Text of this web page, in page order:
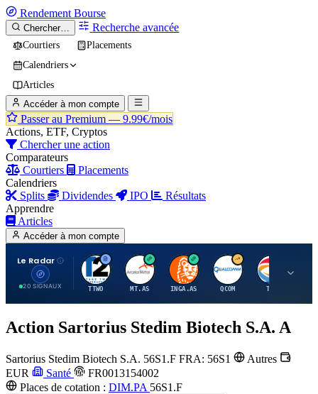
Rendement Bourse
Chercher… Recherche avancée
Courtiers
Placements
Calendriers
Articles
Accéder à mon compte
Passer au Premium — 9.99€/mois
Actions, ETF, Cryptos
Chercher une action
Comparateurs
Courtiers
Placements
Calendriers
Splits
Dividendes IPO
Résultats
Apprendre
Articles
Accéder à mon compte
Le Radar
20 SIGNAUX
T
TTWO
A
MT.AS
I
INGA.AS
Q
QCOM
T
TTE
Action Sartorius Stedim Biotech S.A. A
Sartorius Stedim Biotech S.A. 56S1.F FRA: 56S1
Autres
EUR
Santé
FR0013154002
Places de cotation : DIM.PA 56S1.F